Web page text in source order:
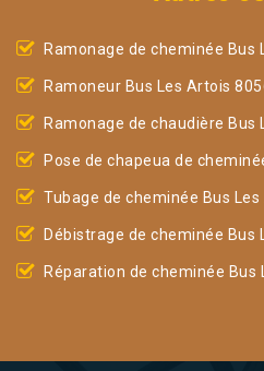
Ramonage de cheminée Bus
Ramoneur Bus Les Artois
Ramonage de chaudière Bus
Pose de chapeua de
Tubage de cheminée Bus
Débistrage de cheminée Bus
Réparation de cheminée Bus